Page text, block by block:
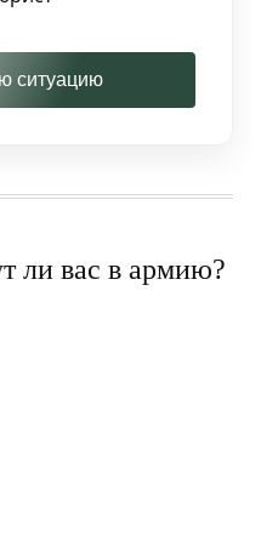
ситуацию
ли вас в армию?